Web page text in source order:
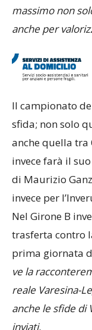
massimo non
anche per
Il campionato
sfida; non solo
anche quella tra
invece farà il
di Maurizio
invece per
Nel Girone B
trasferta contro
prima giornata
ve la
reale Varesina-